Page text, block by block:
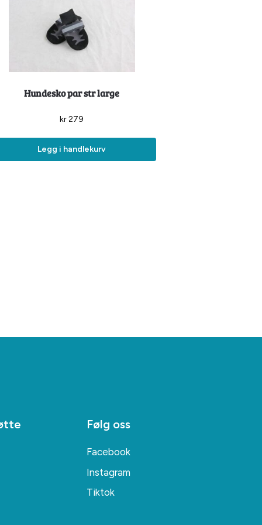
Hundesko par str large
kr279
Legg i handlekurv
Følg oss
Facebook
Instagram
Tiktok